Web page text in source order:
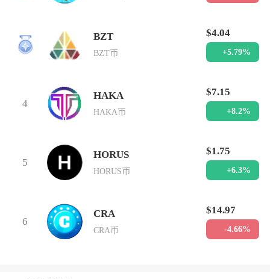
3
BZT
BZT币
$4.04
+5.79%
4
HAKA
HAKA币
$7.15
+8.2%
5
HORUS
HORUS币
$1.75
+6.3%
6
CRA
CRA币
$14.97
-4.66%